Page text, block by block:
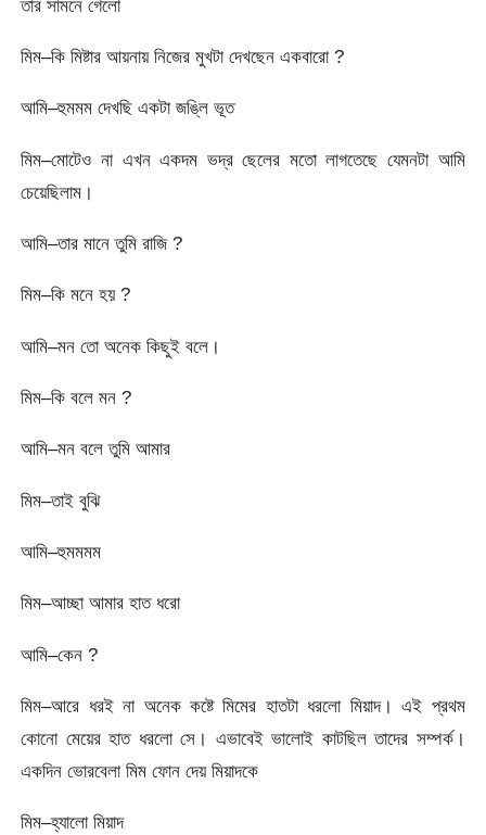
তার সামনে গেলো
মিম–কি মিষ্টার আয়নায় নিজের মুখটা দেখছেন একবারো ?
আমি–হুমমম দেখছি একটা জঙ্লি ভূত
মিম–মোটেও না এখন একদম ভদ্র ছেলের মতো লাগতেছে যেমনটা আমি
চেয়েছিলাম।
আমি–তার মানে তুমি রাজি ?
মিম–কি মনে হয় ?
আমি–মন তো অনেক কিছুই বলে।
মিম–কি বলে মন ?
আমি–মন বলে তুমি আমার
মিম–তাই বুঝি
আমি–হুমমমম
মিম–আচ্ছা আমার হাত ধরো
আমি–কেন ?
মিম–আরে ধরই না অনেক কষ্টে মিমের হাতটা ধরলো মিয়াদ। এই প্রথম
কোনো মেয়ের হাত ধরলো সে। এভাবেই ভালোই কাটছিল তাদের সম্পর্ক।
একদিন ভোরবেলা মিম ফোন দেয় মিয়াদকে
মিম–হ্যালো মিয়াদ